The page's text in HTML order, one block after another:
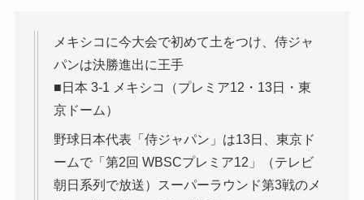
メキシコに今大会で初めて土をつけ、侍ジャ
パンは決勝進出に王手
■日本 3-1 メキシコ（プレミア12・13日・東
京ドーム）
野球日本代表「侍ジャパン」は13日、東京ド
ームで「第2回 WBSCプレミア12」（テレビ
朝日系列で放送）スーパーラウンド第3戦のメ